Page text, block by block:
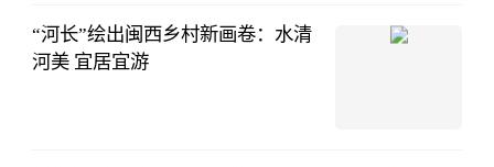
“河长”绘出闽西乡村新画卷：水清
河美 宜居宜游